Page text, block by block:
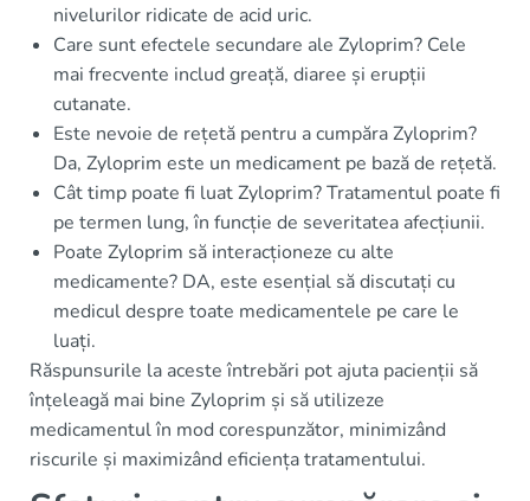
nivelurilor ridicate de acid uric.
Care sunt efectele secundare ale Zyloprim? Cele
mai frecvente includ greață, diaree și erupții
cutanate.
Este nevoie de rețetă pentru a cumpăra Zyloprim?
Da, Zyloprim este un medicament pe bază de rețetă.
Cât timp poate fi luat Zyloprim? Tratamentul poate fi
pe termen lung, în funcție de severitatea afecțiunii.
Poate Zyloprim să interacționeze cu alte
medicamente? DA, este esențial să discutați cu
medicul despre toate medicamentele pe care le
luați.
Răspunsurile la aceste întrebări pot ajuta pacienții să
înțeleagă mai bine Zyloprim și să utilizeze
medicamentul în mod corespunzător, minimizând
riscurile și maximizând eficiența tratamentului.